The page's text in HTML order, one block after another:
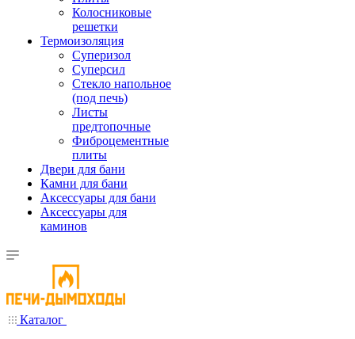
Колосниковые
решетки
Термоизоляция
Суперизол
Суперсил
Стекло напольное
(под печь)
Листы
предтопочные
Фиброцементные
плиты
Двери для бани
Камни для бани
Аксессуары для бани
Аксессуары для
каминов
Каталог